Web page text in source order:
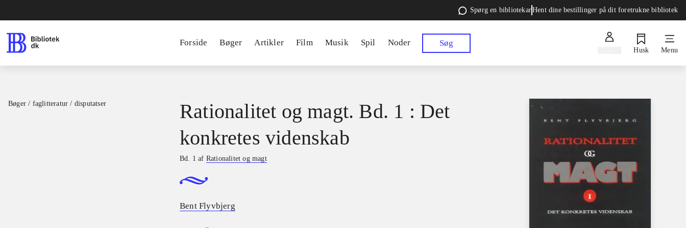
Spørg en bibliotekarHent dine bestillinger på dit foretrukne bibliotek
Forside Bøger Artikler Film Musik Spil Noder Søg
Husk Menu
Bøger / faglitteratur / disputatser
Rationalitet og magt. Bd. 1 : Det
konkretes videnskab
Bd. 1 af Rationalitet og magt
Bent Flyvbjerg